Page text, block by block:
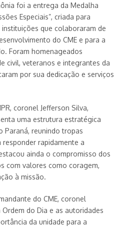
foi a entrega da Medalha
Especiais”, criada para
que colaboraram de
do CME e para a
Foram homenageados
civil, veteranos e integrantes da
por sua dedicação e serviços
coronel Jefferson Silva,
uma estrutura estratégica
Paraná, reunindo tropas
rapidamente a
ainda o compromisso dos
com valores como coragem,
à missão.
do CME, coronel
do Dia e as autoridades
da unidade para a